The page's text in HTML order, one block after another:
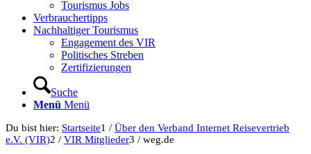
Tourismus Jobs
Verbrauchertipps
Nachhaltiger Tourismus
Engagement des VIR
Politisches Streben
Zertifizierungen
Suche
Menü Menü
Du bist hier: Startseite1 / Über den Verband Internet Reisevertrieb
e.V. (VIR)2 / VIR Mitglieder3 / weg.de